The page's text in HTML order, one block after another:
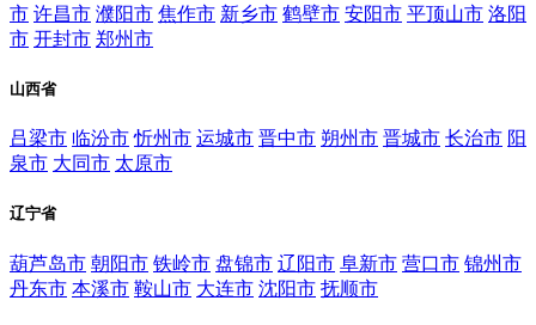
市 许昌市 濮阳市 焦作市 新乡市 鹤壁市 安阳市 平顶山市 洛阳
市 开封市 郑州市
山西省
吕梁市 临汾市 忻州市 运城市 晋中市 朔州市 晋城市 长治市 阳
泉市 大同市 太原市
辽宁省
葫芦岛市 朝阳市 铁岭市 盘锦市 辽阳市 阜新市 营口市 锦州市
丹东市 本溪市 鞍山市 大连市 沈阳市 抚顺市